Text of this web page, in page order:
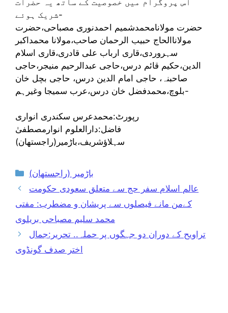
شریک ہوئے-
حضرت مولانامحمدشمیم احمدنوری مصباحی،حضرت
مولاناالحاج حبیب الرحمان صاحب،مولانا محمداکبر
سہروردی،قاری ارباب علی قادری،قاری اسلام
الدین،حکیم قائم درس،حاجی عبدالرحیم منیجر،حاجی
صاحبنہ، حاجی امام الدین درس، حاجی بچل خان
بلوچ،محمدفضل خان درس،عرب سمیجا وغیرہم-
رپورٹ:محمدعرس سکندری انواری
فاضل:دارالعلوم انوارمصطفیٰ
سہلاؤشریف،باڑمیر(راجستھان)
Categories
باڑمیر (راجستھان)
عالم اسلام سفر حج سے متعلق سعودی حکومت
کےمن مانے فیصلوں سے پریشان و مضطرب: مفتی
محمد سلیم مصباحی بریلوی
تراویح کے دوران دو جہگوں پر حملہ.. تحریر:جمال
اختر صدف گونڈوی